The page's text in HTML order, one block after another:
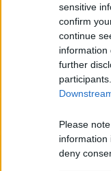
sensitive
confirm
continue
information
further
Please
information
deny
leggere le
ha
giugno 2021 sono